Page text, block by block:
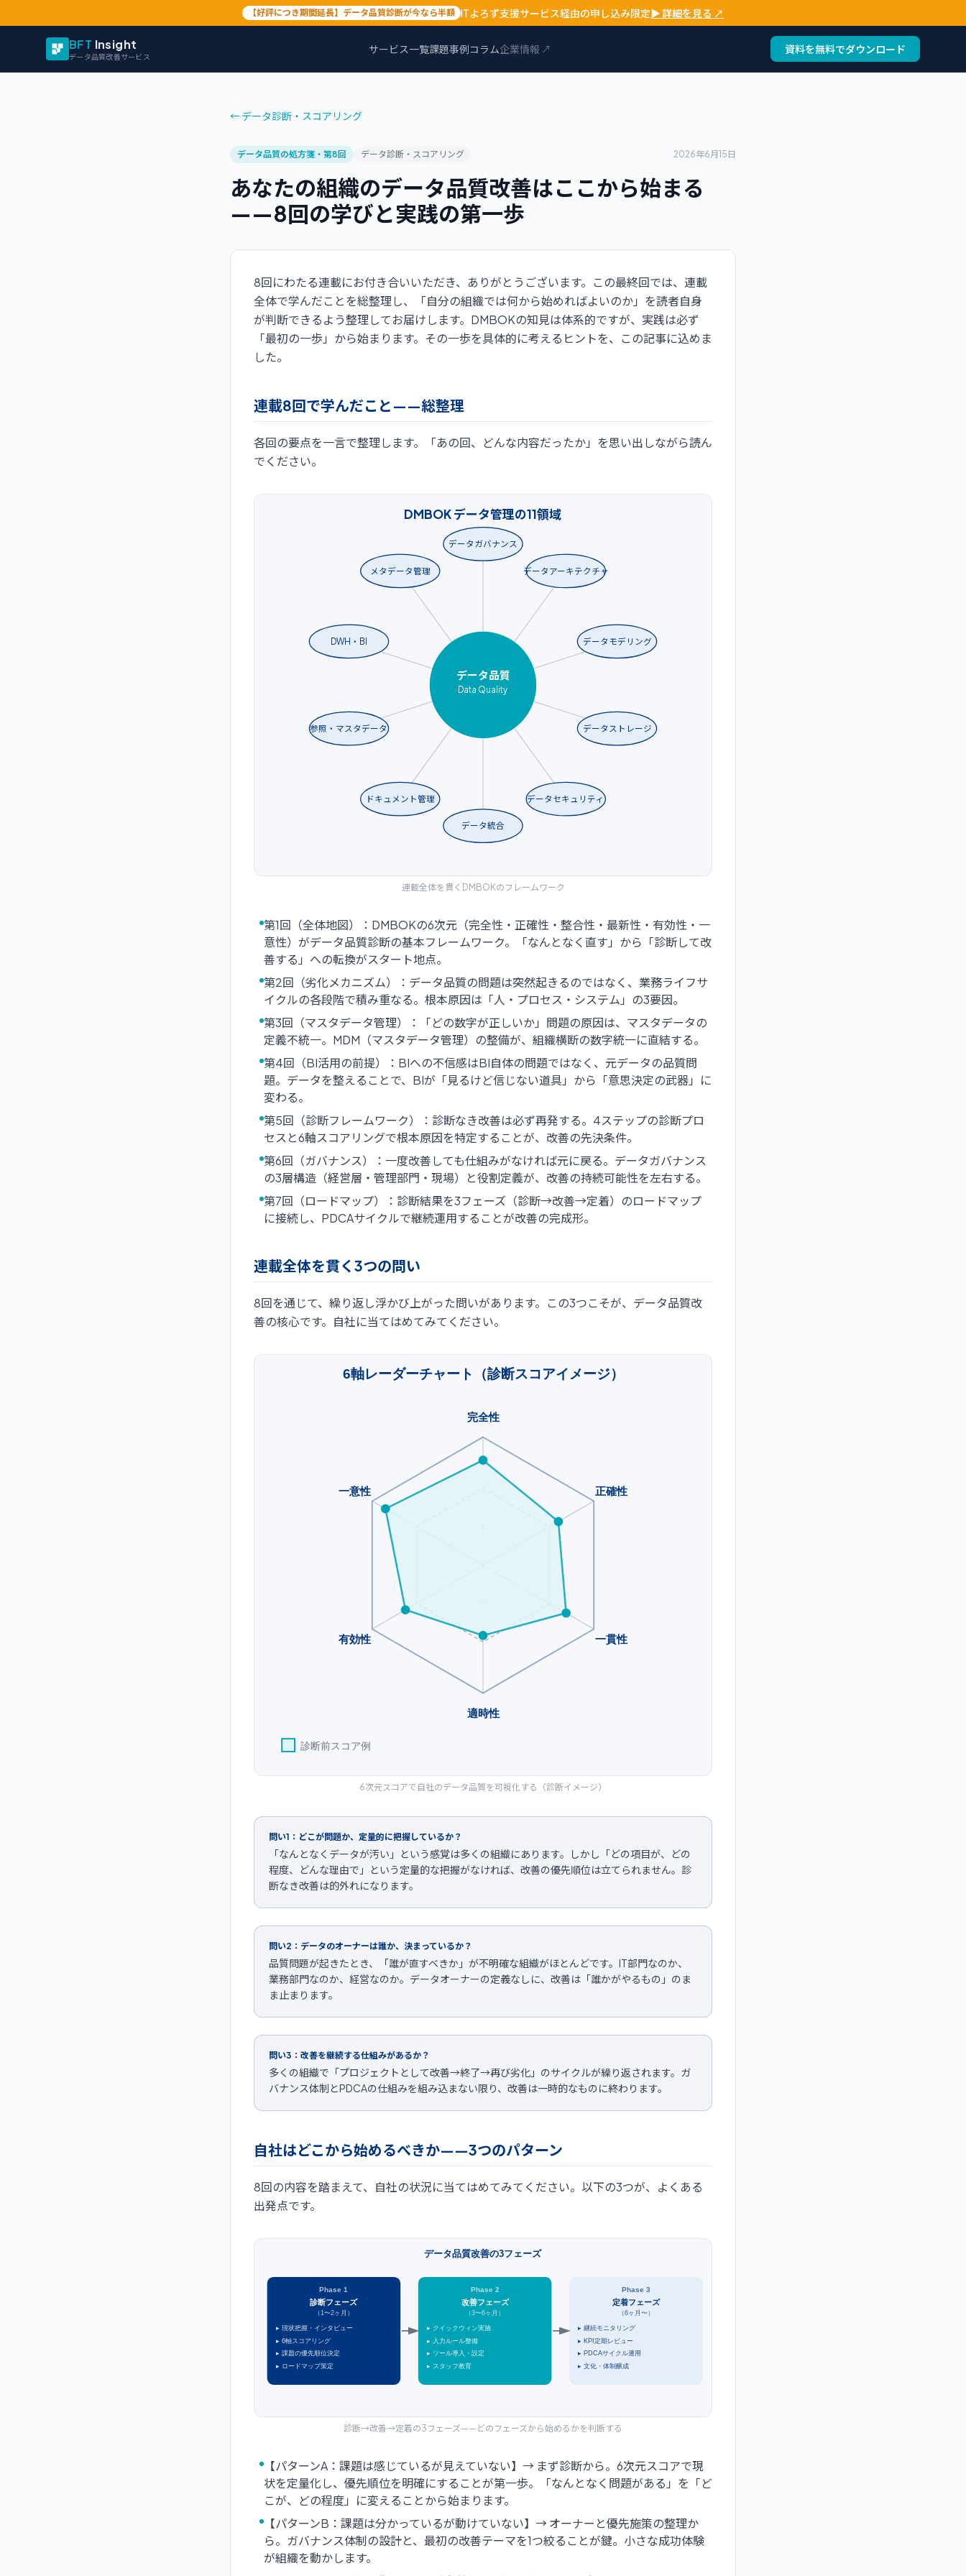
【好評につき期間延長】データ品質診断が今なら半額 ITよろず支援サービス経由の申し込み限定▶ 詳細を見る ↗
BFT Insight
データ品質改善サービス
サービス一覧課題事例コラム企業情報 ↗ 資料を無料でダウンロード
←データ診断・スコアリング
データ品質の処方箋 ・第8 回 データ診断・スコアリング 2026年6月15日
あなたの組織のデータ品質改善はここから始まる
——8回の学びと実践の第一歩
8回にわたる連載にお付き合いいただき、ありがとうございます。この最終回では、連載
全体で学んだことを総整理し、「自分の組織では何から始めればよいのか」を読者自身
が判断できるよう整理してお届けします。DMBOKの知見は体系的ですが、実践は必ず
「最初の一歩」から始まります。その一歩を具体的に考えるヒントを、この記事に込めま
した。
連載8回で学んだこと——総整理
各回の要点を一言で整理します。「あの回、どんな内容だったか」を思い出しながら読ん
でください。
DMBOK データ管理の11領域
データ品質
Data Quality
データガバナンス
データアーキテクチャ
データモデリング
データストレージ
データセキュリティ
データ統合
ドキュメント管理
参照・マスタデータ
DWH・BI
メタデータ管理
連載全体を貫くDMBOKのフレームワーク
第1回（全体地図）：DMBOKの6次元（完全性・正確性・整合性・最新性・有効性・一
意性）がデータ品質診断の基本フレームワーク。「なんとなく直す」から「診断して改
善する」への転換がスタート地点。
第2回（劣化メカニズム）：データ品質の問題は突然起きるのではなく、業務ライフサ
イクルの各段階で積み重なる。根本原因は「人・プロセス・システム」の3要因。
第3回（マスタデータ管理）：「どの数字が正しいか」問題の原因は、マスタデータの
定義不統一。MDM（マスタデータ管理）の整備が、組織横断の数字統一に直結する。
第4回（BI活用の前提）：BIへの不信感はBI自体の問題ではなく、元データの品質問
題。データを整えることで、BIが「見るけど信じない道具」から「意思決定の武器」に
変わる。
第5回（診断フレームワーク）：診断なき改善は必ず再発する。4ステップの診断プロ
セスと6軸スコアリングで根本原因を特定することが、改善の先決条件。
第6回（ガバナンス）：一度改善しても仕組みがなければ元に戻る。データガバナンス
の3層構造（経営層・管理部門・現場）と役割定義が、改善の持続可能性を左右する。
第7回（ロードマップ）：診断結果を3フェーズ（診断→改善→定着）のロードマップ
に接続し、PDCAサイクルで継続運用することが改善の完成形。
連載全体を貫く3つの問い
8回を通じて、繰り返し浮かび上がった問いがあります。この3つこそが、データ品質改
善の核心です。自社に当てはめてみてください。
6軸レーダーチャート（診断スコアイメージ）
完全性
正確性
一貫性
適時性
有効性
一意性
診断前スコア例
6次元スコアで自社のデータ品質を可視化する（診断イメージ）
問い1：どこが問題か、定量的に把握しているか？
「なんとなくデータが汚い」という感覚は多くの組織にあります。しかし「どの項目が、どの
程度、どんな理由で」という定量的な把握がなければ、改善の優先順位は立てられません。診
断なき改善は的外れになります。
問い2：データのオーナーは誰か、決まっているか？
品質問題が起きたとき、「誰が直すべきか」が不明確な組織がほとんどです。IT部門なのか、
業務部門なのか、経営なのか。データオーナーの定義なしに、改善は「誰かがやるもの」のま
ま止まります。
問い3：改善を継続する仕組みがあるか？
多くの組織で「プロジェクトとして改善→終了→再び劣化」のサイクルが繰り返されます。ガ
バナンス体制とPDCAの仕組みを組み込まない限り、改善は一時的なものに終わります。
自社はどこから始めるべきか——3つのパターン
8回の内容を踏まえて、自社の状況に当てはめてみてください。以下の3つが、よくある
出発点です。
データ品質改善の3フェーズ
Phase 1
診断フェーズ
（1〜2ヶ月）
▸現状把握・インタビュー
▸6軸スコアリング
▸課題の優先順位決定
▸ ロードマップ策定
Phase 2
改善フェーズ
（3〜6ヶ月）
▸ クイックウィン実施
▸ 入力ルール整備
▸ツール導入・設定
▸ スタッフ教育
Phase 3
定着フェーズ
（6ヶ月〜）
▸継続モニタリング
▸ KPI定期レビュー
▸ PDCAサイクル運用
▸文化・体制醸成
診断→改善→定着の3フェーズ——どのフェーズから始めるかを判断する
【パターンA：課題は感じているが見えていない】→ まず診断から。6次元スコアで現
状を定量化し、優先順位を明確にすることが第一歩。「なんとなく問題がある」を「ど
こが、どの程度」に変えることから始まります。
【パターンB：課題は分かっているが動けていない】→ オーナーと優先施策の整理か
ら。ガバナンス体制の設計と、最初の改善テーマを1つ絞ることが鍵。小さな成功体験
が組織を動かします。